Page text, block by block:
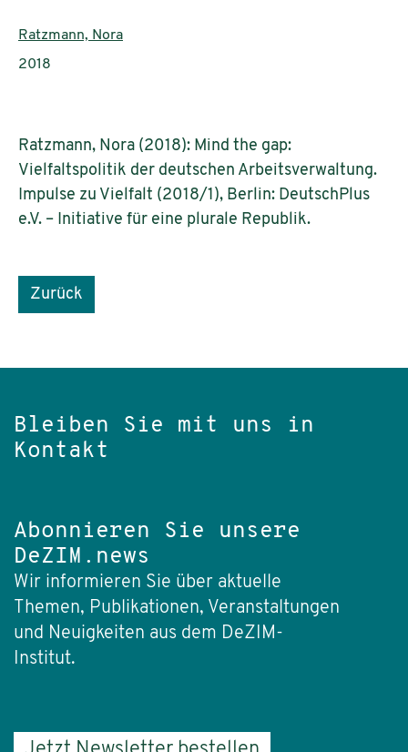
AutorInnen:
Ratzmann, Nora
Publikationsjahr:
2018
Ratzmann, Nora (2018): Mind the gap:
Vielfaltspolitik der deutschen Arbeitsverwaltung.
Impulse zu Vielfalt (2018/1), Berlin: DeutschPlus
e.V. – Initiative für eine plurale Republik.
Zurück
Bleiben Sie mit uns in
Kontakt
Abonnieren Sie unsere
DeZIM.news
Wir informieren Sie über aktuelle
Themen, Publikationen, Veranstaltungen
und Neuigkeiten aus dem DeZIM-
Institut.